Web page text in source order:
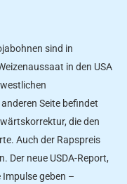
sind in
in den USA
Seite befindet
die den
Auch der Rapspreis
Der neue USDA-Report,
geben –